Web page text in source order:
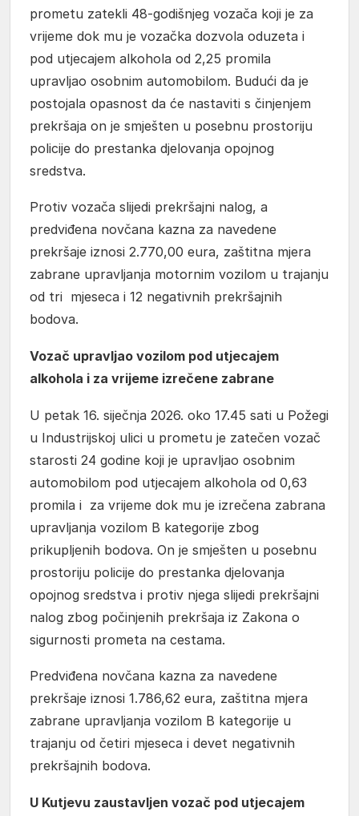
prometu zatekli 48-godišnjeg vozača koji je za
vrijeme dok mu je vozačka dozvola oduzeta i
pod utjecajem alkohola od 2,25 promila
upravljao osobnim automobilom. Budući da je
postojala opasnost da će nastaviti s činjenjem
prekršaja on je smješten u posebnu prostoriju
policije do prestanka djelovanja opojnog
sredstva.
Protiv vozača slijedi prekršajni nalog, a
predviđena novčana kazna za navedene
prekršaje iznosi 2.770,00 eura, zaštitna mjera
zabrane upravljanja motornim vozilom u trajanju
od tri mjeseca i 12 negativnih prekršajnih
bodova.
Vozač upravljao vozilom pod utjecajem
alkohola i za vrijeme izrečene zabrane
U petak 16. siječnja 2026. oko 17.45 sati u Požegi
u Industrijskoj ulici u prometu je zatečen vozač
starosti 24 godine koji je upravljao osobnim
automobilom pod utjecajem alkohola od 0,63
promila i za vrijeme dok mu je izrečena zabrana
upravljanja vozilom B kategorije zbog
prikupljenih bodova. On je smješten u posebnu
prostoriju policije do prestanka djelovanja
opojnog sredstva i protiv njega slijedi prekršajni
nalog zbog počinjenih prekršaja iz Zakona o
sigurnosti prometa na cestama.
Predviđena novčana kazna za navedene
prekršaje iznosi 1.786,62 eura, zaštitna mjera
zabrane upravljanja vozilom B kategorije u
trajanju od četiri mjeseca i devet negativnih
prekršajnih bodova.
U Kutjevu zaustavljen vozač pod utjecajem